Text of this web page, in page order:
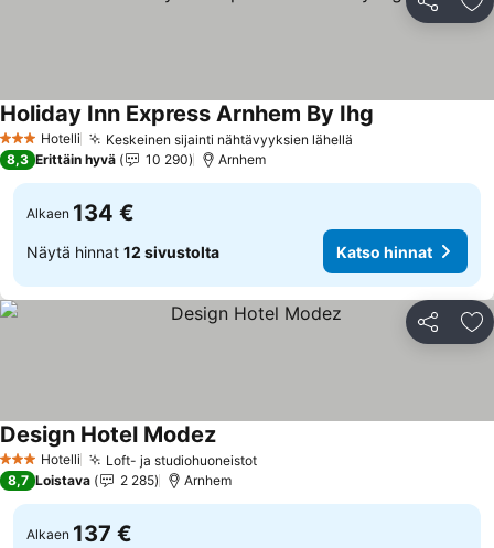
Jaa
3 Tähtiluokitus
Hotelli Keskeinen sijainti nähtävyyksien lähellä
Holiday Inn Express Arnhem By Ihg
8,3 Erittäin hyvä 10 290 Arnhem
Alkaen 134 €
Näytä hinnat 12 sivustolta Katso hinnat
Jaa
3 Tähtiluokitus
Hotelli Loft- ja studiohuoneistotKatso hinnat
Design Hotel ModezKatso hinnat
8,7 Loistava 2 285 Arnhem
Alkaen 137 €